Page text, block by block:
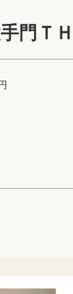
門Ｔ